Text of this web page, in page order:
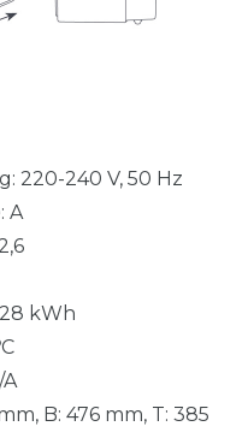
220-240 V, 50 Hz
A
kWh
C
B: 476 mm, T: 385